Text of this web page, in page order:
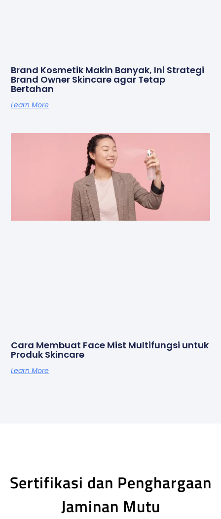
Brand Kosmetik Makin Banyak, Ini Strategi
Brand Owner Skincare agar Tetap
Bertahan
Learn More
Cara Membuat Face Mist Multifungsi untuk
Produk Skincare
Learn More
Sertifikasi dan Penghargaan
Jaminan Mutu